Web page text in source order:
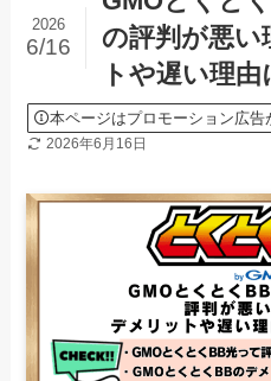
の評判が悪い
トや遅い理
2026
6/16
本ページはプロモーション広告
2026年6月16日